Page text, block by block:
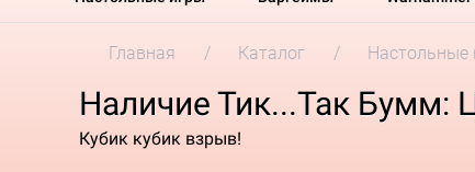
Главная Каталог Настольные
Наличие Тик...Так Бумм:
Кубик кубик взрыв!